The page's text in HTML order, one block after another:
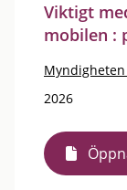
Viktigt
mobilen :
2026